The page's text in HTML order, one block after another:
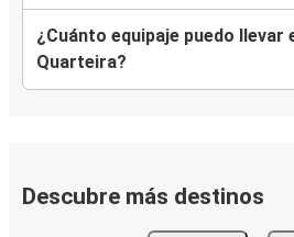
¿Cuánto equipaje puedo llevar
Quarteira?
Descubre más destinos